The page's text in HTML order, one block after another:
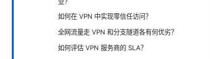
业？
如何在 VPN 中实现零信任访问？
全网流量走 VPN 和分支隧道各有何优劣？
如何评估 VPN 服务商的 SLA？